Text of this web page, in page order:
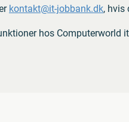
kontakt@it-jobbank.dk, hvis
hos Computerworld